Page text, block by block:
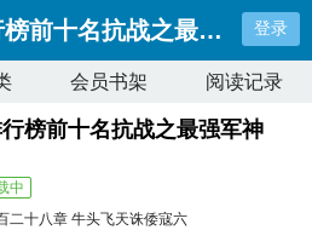
前十名抗战之最强军神登录
会员书架 阅读记录
榜前十名抗战之最强军神
中
二十八章 牛头飞天诛倭寇六